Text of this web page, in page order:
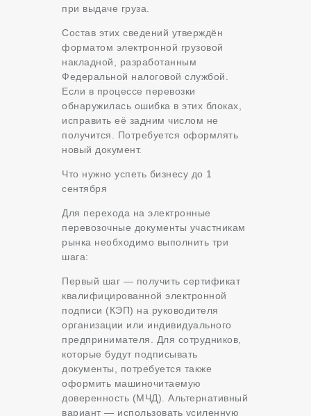
при выдаче груза.
Состав этих сведений утверждён
форматом электронной грузовой
накладной, разработанным
Федеральной налоговой службой.
Если в процессе перевозки
обнаружилась ошибка в этих блоках,
исправить её задним числом не
получится. Потребуется оформлять
новый документ.
Что нужно успеть бизнесу до 1
сентября
Для перехода на электронные
перевозочные документы участникам
рынка необходимо выполнить три
шага:
Первый шаг — получить сертификат
квалифицированной электронной
подписи (КЭП) на руководителя
организации или индивидуального
предпринимателя. Для сотрудников,
которые будут подписывать
документы, потребуется также
оформить машиночитаемую
доверенность (МЧД). Альтернативный
вариант — использовать усиленную